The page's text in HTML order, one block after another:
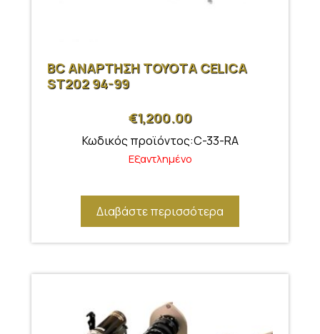
BC ΑΝΑΡΤΗΣΗ ΤΟΥΟΤΑ CELICA
ST202 94-99
€1,200.00
Κωδικός προϊόντος:C-33-RA
Εξαντλημένο
Διαβάστε περισσότερα